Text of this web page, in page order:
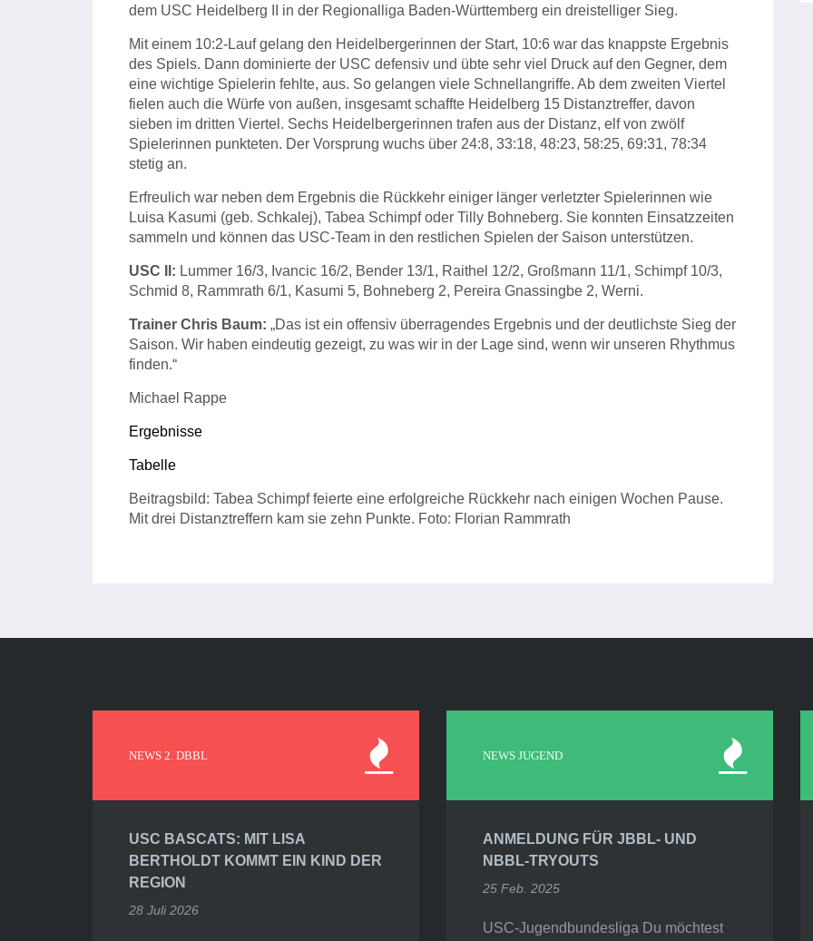
dem USC Heidelberg II in der Regionalliga Baden-Württemberg ein dreistelliger Sieg.
Mit einem 10:2-Lauf gelang den Heidelbergerinnen der Start, 10:6 war das knappste Ergebnis
des Spiels. Dann dominierte der USC defensiv und übte sehr viel Druck auf den Gegner, dem
eine wichtige Spielerin fehlte, aus. So gelangen viele Schnellangriffe. Ab dem zweiten Viertel
fielen auch die Würfe von außen, insgesamt schaffte Heidelberg 15 Distanztreffer, davon
sieben im dritten Viertel. Sechs Heidelbergerinnen trafen aus der Distanz, elf von zwölf
Spielerinnen punkteten. Der Vorsprung wuchs über 24:8, 33:18, 48:23, 58:25, 69:31, 78:34
stetig an.
Erfreulich war neben dem Ergebnis die Rückkehr einiger länger verletzter Spielerinnen wie
Luisa Kasumi (geb. Schkalej), Tabea Schimpf oder Tilly Bohneberg. Sie konnten Einsatzzeiten
sammeln und können das USC-Team in den restlichen Spielen der Saison unterstützen.
USC II: Lummer 16/3, Ivancic 16/2, Bender 13/1, Raithel 12/2, Großmann 11/1, Schimpf 10/3,
Schmid 8, Rammrath 6/1, Kasumi 5, Bohneberg 2, Pereira Gnassingbe 2, Werni.
Trainer Chris Baum: „Das ist ein offensiv überragendes Ergebnis und der deutlichste Sieg der
Saison. Wir haben eindeutig gezeigt, zu was wir in der Lage sind, wenn wir unseren Rhythmus
finden.“
Michael Rappe
Ergebnisse
Tabelle
Beitragsbild: Tabea Schimpf feierte eine erfolgreiche Rückkehr nach einigen Wochen Pause.
Mit drei Distanztreffern kam sie zehn Punkte. Foto: Florian Rammrath
NEWS 2. DBBL
USC BASCATS: MIT LISA
BERTHOLDT KOMMT EIN KIND DER
REGION
28 Juli 2026
NEWS JUGEND
ANMELDUNG FÜR JBBL- UND
NBBL-TRYOUTS
25 Feb. 2025
USC-Jugendbundesliga Du möchtest